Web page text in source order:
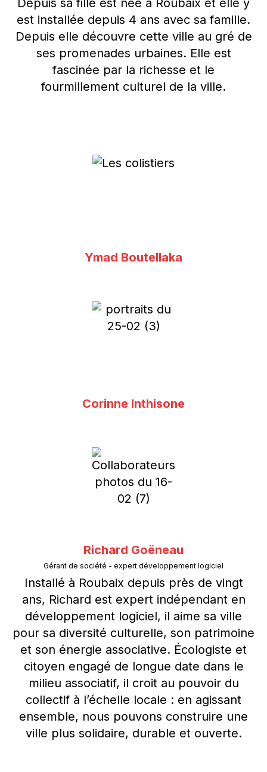
Depuis sa fille est née à Roubaix et elle y
est installée depuis 4 ans avec sa famille.
Depuis elle découvre cette ville au gré de
ses promenades urbaines. Elle est
fascinée par la richesse et le
fourmillement culturel de la ville.
Ymad Boutellaka
Corinne Inthisone
Richard Goëneau
Gérant de société - expert développement logiciel
Installé à Roubaix depuis près de vingt
ans, Richard est expert indépendant en
développement logiciel, il aime sa ville
pour sa diversité culturelle, son patrimoine
et son énergie associative. Écologiste et
citoyen engagé de longue date dans le
milieu associatif, il croit au pouvoir du
collectif à l’échelle locale : en agissant
ensemble, nous pouvons construire une
ville plus solidaire, durable et ouverte.